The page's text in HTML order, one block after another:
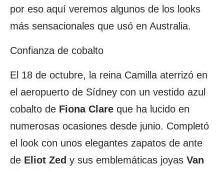
por eso aquí veremos algunos de los looks
más sensacionales que usó en Australia.
Confianza de cobalto
El 18 de octubre, la reina Camilla aterrizó en
el aeropuerto de Sídney con un vestido azul
cobalto de Fiona Clare que ha lucido en
numerosas ocasiones desde junio. Completó
el look con unos elegantes zapatos de ante
de Eliot Zed y sus emblemáticas joyas Van